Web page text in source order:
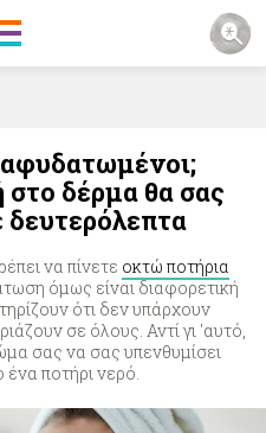
αφυδατωμένοι;
δέρμα θα σας
δευτερόλεπτα
να πίνετε οκτώ ποτήρια
όμως είναι διαφορετική
ότι δεν υπάρχουν
σε όλους. Αντί γι 'αυτό,
σας να σας υπενθυμίσει
ένα ποτήρι νερό.